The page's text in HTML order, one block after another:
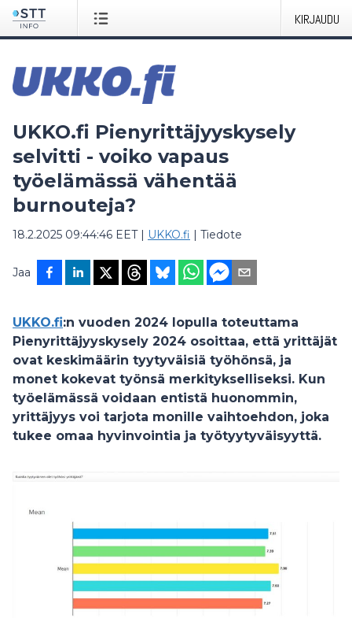
KIRJAUDU
UKKO.fi Pienyrittäjyyskysely
selvitti - voiko vapaus
työelämässä vähentää
burnouteja?
18.2.2025 09:44:46 EET| UKKO.fi | Tiedote
Jaa
UKKO.fi:n vuoden 2024 lopulla toteuttama
Pienyrittäjyyskysely 2024 osoittaa, että yrittäjät
ovat keskimäärin tyytyväisiä työhönsä, ja
monet kokevat työnsä merkitykselliseksi. Kun
työelämässä voidaan entistä huonommin,
yrittäjyys voi tarjota monille vaihtoehdon, joka
tukee omaa hyvinvointia ja työtyytyväisyyttä.